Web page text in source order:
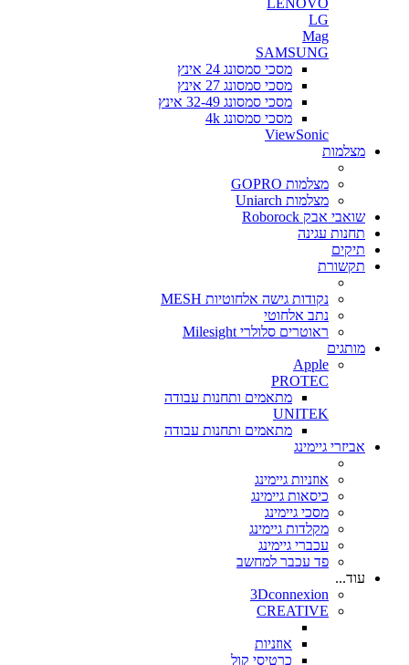
LENOVO
LG
Mag
SAMSUNG
מסכי סמסונג 24 אינץ
מסכי סמסונג 27 אינץ
מסכי סמסונג 32-49 אינץ
מסכי סמסונג 4k
ViewSonic
מצלמות
מצלמות GOPRO
מצלמות Uniarch
שואבי אבק Roborock
תחנות עגינה
תיקים
תקשורת
נקודות גישה אלחוטיות MESH
נתב אלחוטי
ראוטרים סלולרי Milesight
מותגים
Apple
PROTEC
מתאמים ותחנות עבודה
UNITEK
מתאמים ותחנות עבודה
אביזרי גיימינג
אוזניות גיימינג
כיסאות גיימינג
מסכי גיימינג
מקלדות גיימינג
עכברי גיימינג
פד עכבר למחשב
עוד...
3Dconnexion
CREATIVE
אוזניות
כרטיסי קול